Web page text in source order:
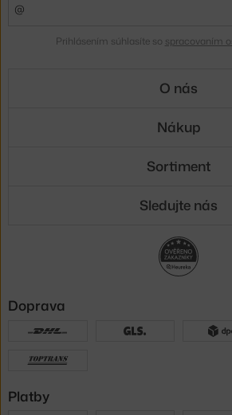
Prihlásením súhlasíte so spracovaním
O nás
Nákup
Sortiment
Sledujte nás
Doprava
Platby